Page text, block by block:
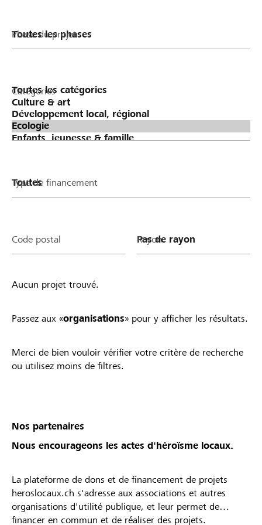
Phase du projet
Catégories
Type de financement
Code postal Rayon
Aucun projet trouvé.
Passez aux «organisations» pour y afficher les résultats.
Merci de bien vouloir vérifier votre critère de recherche
ou utilisez moins de filtres.
Nos partenaires
Nous encourageons les actes d'héroïsme locaux.
La plateforme de dons et de financement de projets
heroslocaux.ch s'adresse aux associations et autres
organisations d'utilité publique, et leur permet de
financer en commun et de réaliser des projets.